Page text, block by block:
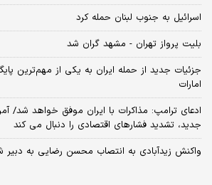
اسرائیل به جنوب لبنان حمله کرد
بلیت پرواز تهران - مشهد گران شد
جزئیات جدید از حمله ایران به یکی از مهم‌ترین
امارات
ادعای ترامپ: مذاکرات با ایران موفق خواهد شد/
جدید، تشدید فشارهای اقتصادی را دنبال می کند
واکنش زیدآبادی به انتصاب محسن رضایی به دبیر